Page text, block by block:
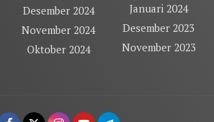
Desember 2024
November 2024
Oktober 2024
Januari 2024
Desember 2023
November 2023